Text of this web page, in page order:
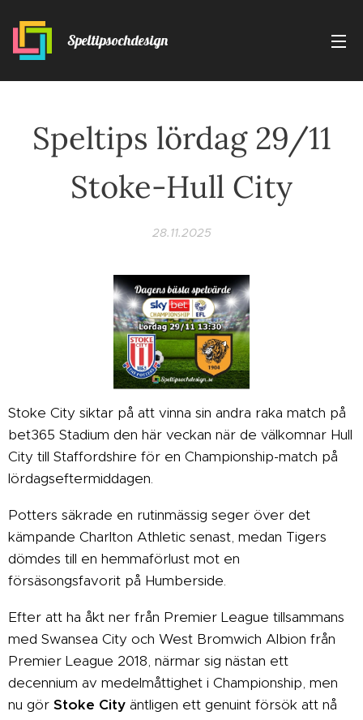
Speltipsochdesign
Speltips lördag 29/11
Stoke-Hull City
28.11.2025
Stoke City siktar på att vinna sin andra raka match på
bet365 Stadium den här veckan när de välkomnar Hull
City till Staffordshire för en Championship-match på
lördagseftermiddagen.
Potters säkrade en rutinmässig seger över det
kämpande Charlton Athletic senast, medan Tigers
dömdes till en hemmaförlust mot en
försäsongsfavorit på Humberside.
Efter att ha åkt ner från Premier League tillsammans
med Swansea City och West Bromwich Albion från
Premier League 2018, närmar sig nästan ett
decennium av medelmåttighet i Championship, men
nu gör Stoke City äntligen ett genuint försök att nå